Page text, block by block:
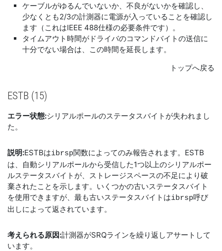
ケーブルがゆるんでいないか、不良がないかを確認し、
少なくとも2/3の計測器に電源が入っていることを確認し
ます（これはIEEE 488仕様の必要条件です）。
タイムアウト時間がドライバのコマンドバイトの送信に
十分でない場合は、この時間を延長します。
トップへ戻る
ESTB (15)
エラー状態:シリアルポールのステータスバイトが失われまし
た。
説明:ESTBはibrsp関数によってのみ報告されます。ESTB
は、自動シリアルポールから受信した1つ以上のシリアルポー
ルステータスバイトが、ストレージスペースの不足により破
棄されたことを示します。いくつかの古いステータスバイト
を使用できますが、最も古いステータスバイトはibrsp呼び
出しによって返されています。
考えられる原因:計測器がSRQラインを繰り返しアサートして
います。